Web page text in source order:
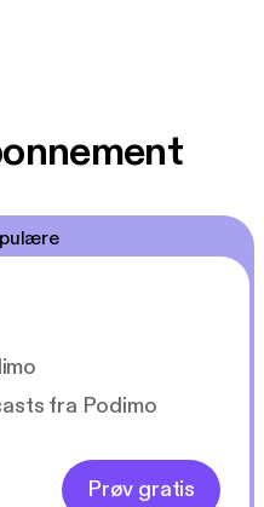
fra Podimo
Prøv gratis